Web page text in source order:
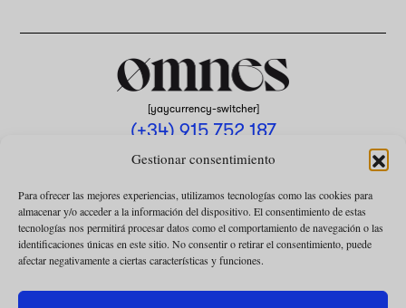
Gestionar consentimiento
Para ofrecer las mejores experiencias, utilizamos tecnologías como las cookies para
almacenar y/o acceder a la información del dispositivo. El consentimiento de estas
tecnologías nos permitirá procesar datos como el comportamiento de navegación o las
identificaciones únicas en este sitio. No consentir o retirar el consentimiento, puede
afectar negativamente a ciertas características y funciones.
[yaycurrency-switcher]
(+34) 915 752 187
omnes@omnesmag.com